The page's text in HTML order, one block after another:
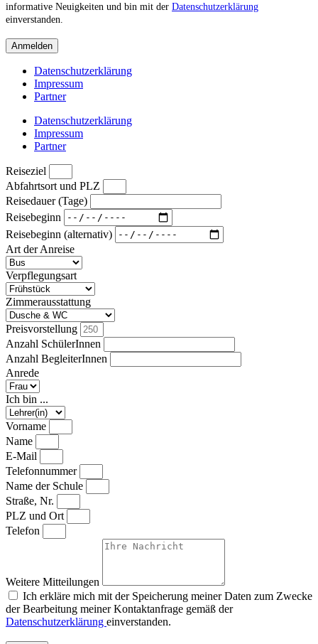
informative Neuigkeiten und bin mit der Datenschutzerklärung
einverstanden.
Anmelden
Datenschutzerklärung
Impressum
Partner
Datenschutzerklärung
Impressum
Partner
Reiseziel
Abfahrtsort und PLZ
Reisedauer (Tage)
Reisebeginn
Reisebeginn (alternativ)
Art der Anreise
Verpflegungsart
Zimmerausstattung
Preisvorstellung
Anzahl SchülerInnen
Anzahl BegleiterInnen
Anrede
Ich bin ...
Vorname
Name
E-Mail
Telefonnummer
Name der Schule
Straße, Nr.
PLZ und Ort
Telefon
Weitere Mitteilungen
Ich erkläre mich mit der Speicherung meiner Daten zum Zwecke
der Bearbeitung meiner Kontaktanfrage gemäß der
Datenschutzerklärung einverstanden.